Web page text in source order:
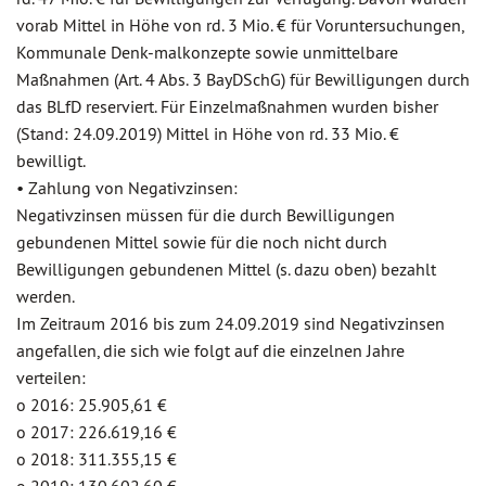
vorab Mittel in Höhe von rd. 3 Mio. € für Voruntersuchungen,
Kommunale Denk-malkonzepte sowie unmittelbare
Maßnahmen (Art. 4 Abs. 3 BayDSchG) für Bewilligungen durch
das BLfD reserviert. Für Einzelmaßnahmen wurden bisher
(Stand: 24.09.2019) Mittel in Höhe von rd. 33 Mio. €
bewilligt.
• Zahlung von Negativzinsen:
Negativzinsen müssen für die durch Bewilligungen
gebundenen Mittel sowie für die noch nicht durch
Bewilligungen gebundenen Mittel (s. dazu oben) bezahlt
werden.
Im Zeitraum 2016 bis zum 24.09.2019 sind Negativzinsen
angefallen, die sich wie folgt auf die einzelnen Jahre
verteilen:
o 2016: 25.905,61 €
o 2017: 226.619,16 €
o 2018: 311.355,15 €